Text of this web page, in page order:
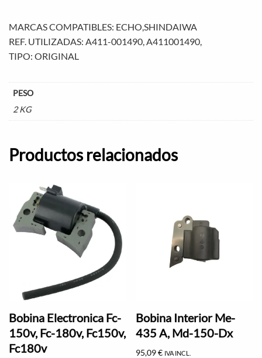
MARCAS COMPATIBLES: ECHO,SHINDAIWA
REF. UTILIZADAS: A411-001490, A411001490,
TIPO: ORIGINAL
PESO
2 KG
Productos relacionados
Bobina Electronica Fc-
150v, Fc-180v, Fc150v,
Fc180v
Bobina Interior Me-
435 A, Md-150-Dx
95,09€ IVA INCL.